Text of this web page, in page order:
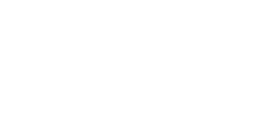
com nova regras do registo, alerta associação
e representam um investimento sustentável para os sistemas de saúde”